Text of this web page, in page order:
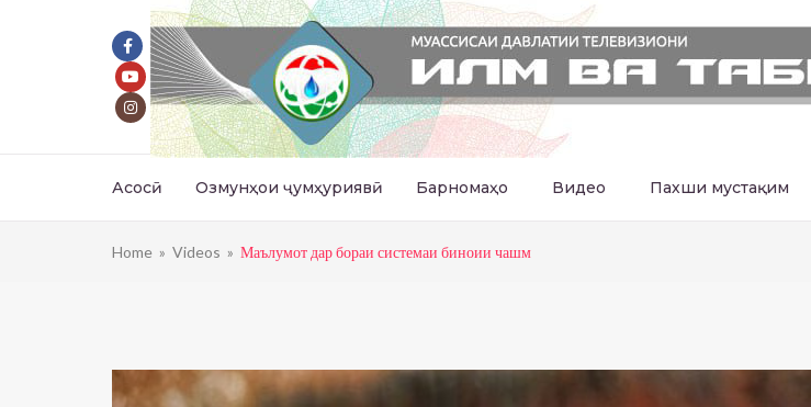
Асосӣ Озмунҳои ҷумҳуриявӣ Барномаҳо Видео Пахши мустақим
Home » Videos » Маълумот дар бораи системаи биноии чашм